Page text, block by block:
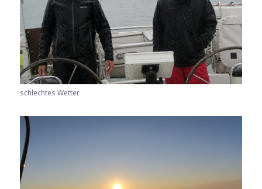
schlechtes Wetter